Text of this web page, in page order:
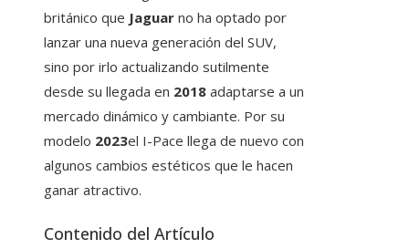
británico que Jaguar no ha optado por
lanzar una nueva generación del SUV,
sino por irlo actualizando sutilmente
desde su llegada en 2018 adaptarse a un
mercado dinámico y cambiante. Por su
modelo 2023el I-Pace llega de nuevo con
algunos cambios estéticos que le hacen
ganar atractivo.
Contenido del Artículo